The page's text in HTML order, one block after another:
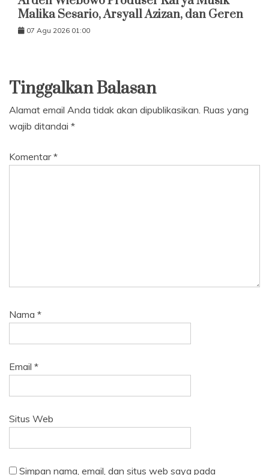
Malika Sesario, Arsyall Azizan, dan Geren
07 Agu 2026 01:00
Tinggalkan Balasan
Alamat email Anda tidak akan dipublikasikan. Ruas yang
wajib ditandai *
Komentar*
Nama *
Email *
Situs Web
Simpan nama, email, dan situs web saya pada